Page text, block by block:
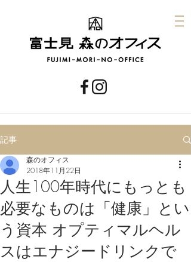
記事
人生100年時代にもっとも
必要なものは「健康」とい
う資本 オプティマルヘル
スはエナジードリンクで
森のオフィス
2018年11月22日